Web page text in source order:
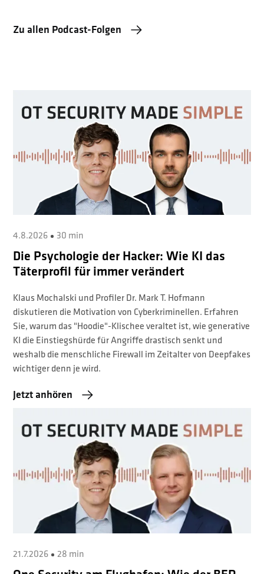
Zu allen Podcast-Folgen
4.8.2026 30 min
Die Psychologie der Hacker: Wie KI das
Täterprofil für immer verändert
Klaus Mochalski und Profiler Dr. Mark T. Hofmann
diskutieren die Motivation von Cyberkriminellen. Erfahren
Sie, warum das "Hoodie"-Klischee veraltet ist, wie generative
KI die Einstiegshürde für Angriffe drastisch senkt und
weshalb die menschliche Firewall im Zeitalter von Deepfakes
wichtiger denn je wird.
Jetzt anhören
21.7.2026 28 min